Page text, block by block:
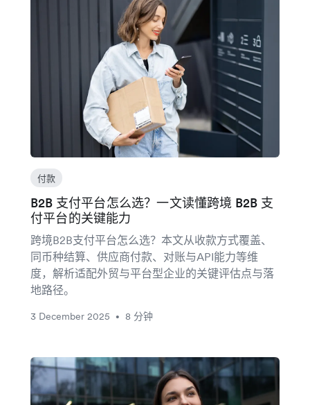
付款
B2B 支付平台怎么选？一文读懂跨境 B2B 支
付平台的关键能力
跨境B2B支付平台怎么选？本文从收款方式覆盖、
同币种结算、供应商付款、对账与API能力等维
度，解析适配外贸与平台型企业的关键评估点与落
地路径。
3 December 2025 • 8 分钟